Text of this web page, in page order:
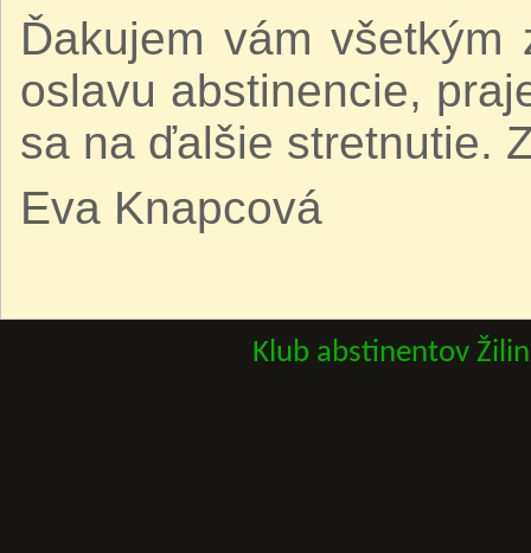
Ďakujem vám
oslavu abstinencie,
sa na ďalšie stretnutie.
Eva Knapcová
Klub abstinentov